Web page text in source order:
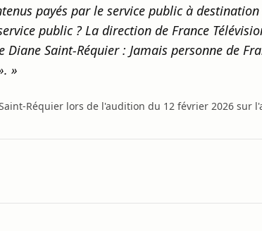
payés par le service public à
public ? La direction de France
Saint-Réquier : Jamais personne de
»
Réquier lors de l'audition du 12 février 2026 sur